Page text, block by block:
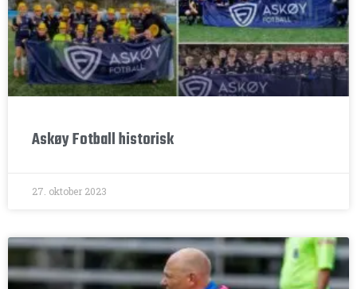
Askøy Fotball historisk
27. oktober 2023